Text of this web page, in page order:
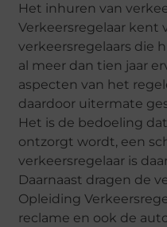
Het inhuren van
Verkeersregelaar kent
verkeersregelaars die
al meer dan tien jaar
aspecten van het
daardoor uitermate
Het is de bedoeling
ontzorgt wordt, een
verkeersregelaar is
Daarnaast dragen de
Opleiding
reclame en ook de